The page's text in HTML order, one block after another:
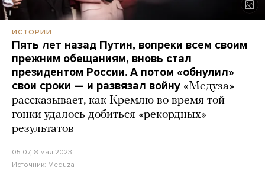
ИСТОРИИ
Пять лет назад Путин, вопреки всем своим
прежним обещаниям, вновь стал
президентом России. А потом «обнулил»
свои сроки — и развязал войну «Медуза»
рассказывает, как Кремлю во время той
гонки удалось добиться «рекордных»
результатов
05:07, 8 мая 2023
Источник: Meduza